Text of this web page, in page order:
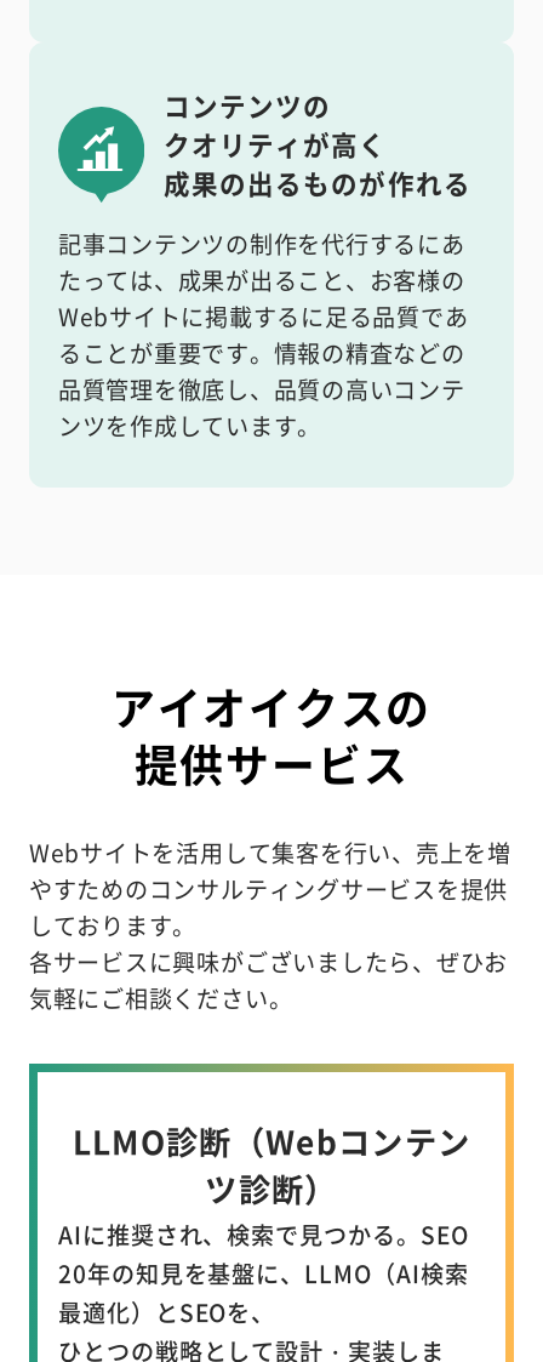
コンテンツの
クオリティが高く
成果の出るものが作れる
記事コンテンツの制作を代行するにあ
たっては、成果が出ること、お客様の
Webサイトに掲載するに足る品質であ
ることが重要です。情報の精査などの
品質管理を徹底し、品質の高いコンテ
ンツを作成しています。
アイオイクスの
提供サービス
Webサイトを活用して集客を行い、売上を増
やすためのコンサルティングサービスを提供
しております。
各サービスに興味がございましたら、ぜひお
気軽にご相談ください。
LLMO診断（Webコンテン
ツ診断）
AIに推奨され、検索で見つかる。 SEO
20年の知見を基盤に、LLMO（AI検索
最適化）とSEOを、
ひとつの戦略として設計・実装しま